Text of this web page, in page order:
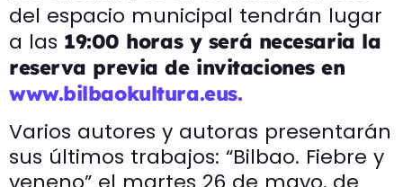
del espacio municipal tendrán lugar
a las 19:00 horas y será necesaria la
reserva previa de invitaciones en
www.bilbaokultura.eus.
Varios autores y autoras presentarán
sus últimos trabajos: “Bilbao. Fiebre y